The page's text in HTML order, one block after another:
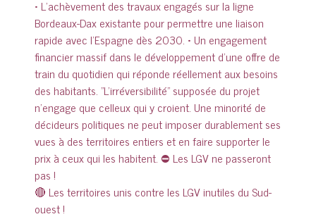
🔴 Les territoires unis contre les LGV inutiles du Sud-
ouest !